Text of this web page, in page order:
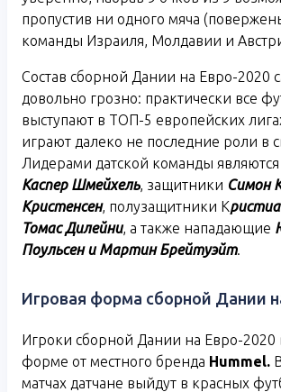
пропустив ни одного мяча
команды Израиля, Молдавии и
Состав сборной Дании на Евро-2020
довольно грозно: практически все
выступают в ТОП-5 европейских
играют далеко не последние роли в
Лидерами датской команды являются
Каспер Шмейхель, защитники Симон
Кристенсен, полузащитники К
Томас Дилейни, а также нападающие
Поульсен и Мартин Брейтуэйт.
Игровая форма сборной Дании
Игроки сборной Дании на Евро-2020
форме от местного бренда Hummel.
матчах датчане выйдут в красных